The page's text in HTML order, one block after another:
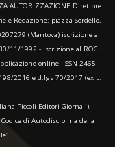
AUTORIZZAZIONE Direttore
e Redazione: piazza Sordello,
(Mantova) iscrizione al
11/1992 - iscrizione al ROC:
online: ISSN 2465-
2016 e d.lgs 70/2017 (ex L.
Piccoli Editori Giornali),
di Autodisciplina della